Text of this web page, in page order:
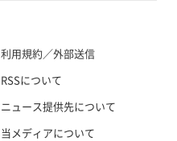
利用規約／外部送信
RSSについて
ニュース提供先について
当メディアについて